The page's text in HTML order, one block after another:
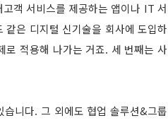
객 서비스를 제공하는 앱이나 IT 서
은 디지털 신기술을 회사에 도입하
로 적용해 나가는 거죠. 세 번째는 사
니다. 그 외에도 협업 솔루션&그룹